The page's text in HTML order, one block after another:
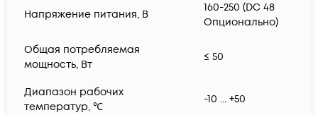
Напряжение питания, В
160-250 (DC 48
Опционально)
Общая потребляемая
мощность, Вт
≤ 50
Диапазон рабочих
температур, ℃
-10 ... +50